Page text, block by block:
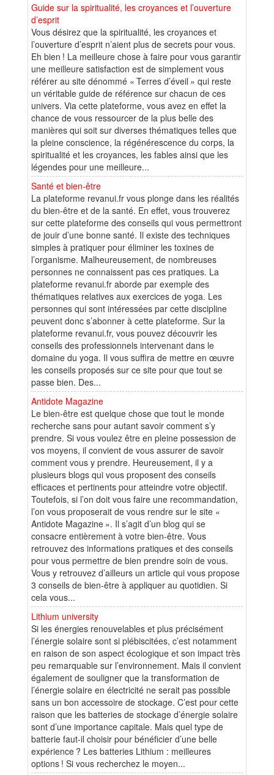
Guide sur la spiritualité, les croyances et l’ouverture
d’esprit
Vous désirez que la spiritualité, les croyances et
l’ouverture d’esprit n’aient plus de secrets pour vous.
Eh bien ! La meilleure chose à faire pour vous garantir
une meilleure satisfaction est de simplement vous
référer au site dénommé « Terres d’éveil » qui reste
un véritable guide de référence sur chacun de ces
univers. Via cette plateforme, vous avez en effet la
chance de vous ressourcer de la plus belle des
manières qui soit sur diverses thématiques telles que
la pleine conscience, la régénérescence du corps, la
spiritualité et les croyances, les fables ainsi que les
légendes pour une meilleure...
Santé et bien-être
La plateforme revanui.fr vous plonge dans les réalités
du bien-être et de la santé. En effet, vous trouverez
sur cette plateforme des conseils qui vous permettront
de jouir d’une bonne santé. Il existe des techniques
simples à pratiquer pour éliminer les toxines de
l’organisme. Malheureusement, de nombreuses
personnes ne connaissent pas ces pratiques. La
plateforme revanui.fr aborde par exemple des
thématiques relatives aux exercices de yoga. Les
personnes qui sont intéressées par cette discipline
peuvent donc s’abonner à cette plateforme. Sur la
plateforme revanui.fr, vous pouvez découvrir les
conseils des professionnels intervenant dans le
domaine du yoga. Il vous suffira de mettre en œuvre
les conseils proposés sur ce site pour que tout se
passe bien. Des...
Antidote Magazine
Le bien-être est quelque chose que tout le monde
recherche sans pour autant savoir comment s’y
prendre. Si vous voulez être en pleine possession de
vos moyens, il convient de vous assurer de savoir
comment vous y prendre. Heureusement, il y a
plusieurs blogs qui vous proposent des conseils
efficaces et pertinents pour atteindre votre objectif.
Toutefois, si l’on doit vous faire une recommandation,
l’on vous proposerait de vous rendre sur le site «
Antidote Magazine ». Il s’agit d’un blog qui se
consacre entièrement à votre bien-être. Vous
retrouvez des informations pratiques et des conseils
pour vous permettre de bien prendre soin de vous.
Vous y retrouvez d’ailleurs un article qui vous propose
3 conseils de bien-être à appliquer au quotidien. Si
cela vous...
Lithium university
Si les énergies renouvelables et plus précisément
l’énergie solaire sont si plébiscitées, c’est notamment
en raison de son aspect écologique et son impact très
peu remarquable sur l’environnement. Mais il convient
également de souligner que la transformation de
l’énergie solaire en électricité ne serait pas possible
sans un bon accessoire de stockage. C’est pour cette
raison que les batteries de stockage d’énergie solaire
sont d’une importance capitale. Mais quel type de
batterie faut-il choisir pour bénéficier d’une belle
expérience ? Les batteries Lithium : meilleures
options ! Si vous recherchez le moyen...